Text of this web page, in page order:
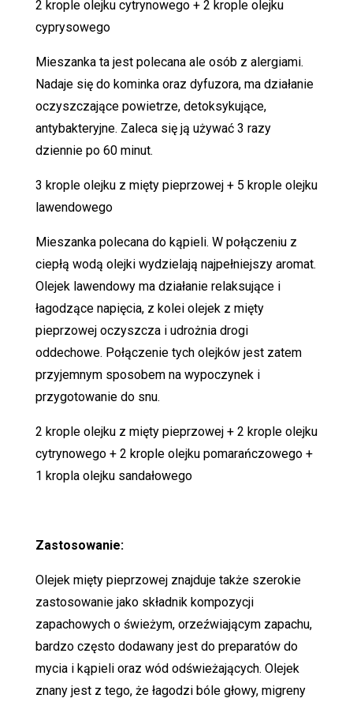
2 krople olejku cytrynowego + 2 krople olejku
cyprysowego
Mieszanka ta jest polecana ale osób z alergiami.
Nadaje się do kominka oraz dyfuzora, ma działanie
oczyszczające powietrze, detoksykujące,
antybakteryjne. Zaleca się ją używać 3 razy
dziennie po 60 minut.
3 krople olejku z mięty pieprzowej + 5 krople olejku
lawendowego
Mieszanka polecana do kąpieli. W połączeniu z
ciepłą wodą olejki wydzielają najpełniejszy aromat.
Olejek lawendowy ma działanie relaksujące i
łagodzące napięcia, z kolei olejek z mięty
pieprzowej oczyszcza i udrożnia drogi
oddechowe. Połączenie tych olejków jest zatem
przyjemnym sposobem na wypoczynek i
przygotowanie do snu.
2 krople olejku z mięty pieprzowej + 2 krople olejku
cytrynowego + 2 krople olejku pomarańczowego +
1 kropla olejku sandałowego
Zastosowanie:
Olejek mięty pieprzowej znajduje także szerokie
zastosowanie jako składnik kompozycji
zapachowych o świeżym, orzeźwiającym zapachu,
bardzo często dodawany jest do preparatów do
mycia i kąpieli oraz wód odświeżających. Olejek
znany jest z tego, że łagodzi bóle głowy, migreny